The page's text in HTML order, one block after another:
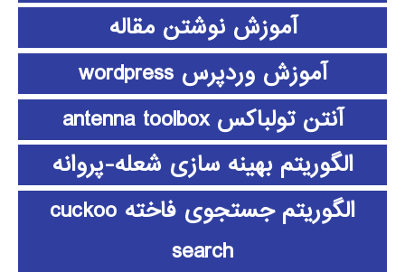
آموزش نوشتن مقاله
آموزش وردپرس wordpress
آنتن تولباکس antenna toolbox
الگوریتم بهینه سازی شعله-پروانه
الگوریتم جستجوی فاخته cuckoo
search